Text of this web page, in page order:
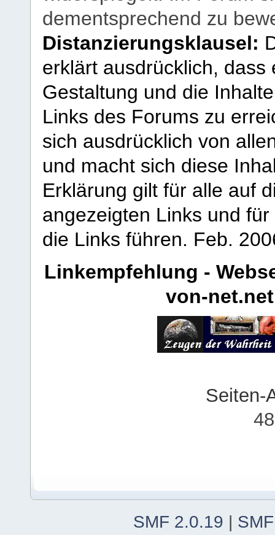
dementsprechend zu
Distanzierungsklausel:
erklärt ausdrücklich,
Gestaltung und die
Links des Forums zu
sich ausdrücklich von
und macht sich diese
Erklärung gilt für alle auf
angezeigten Links und
die Links führen. Feb.
Linkempfehlung -
von-net.net
Seiten-
SMF 2.0.19 |